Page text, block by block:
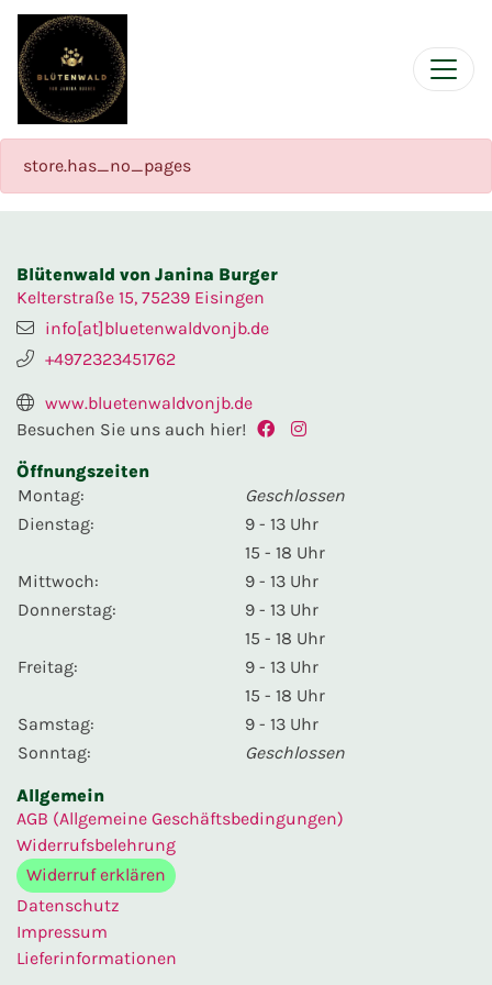
store.has_no_pages
Blütenwald von Janina Burger
Kelterstraße 15, 75239 Eisingen
info[at]bluetenwaldvonjb.de
+4972323451762
www.bluetenwaldvonjb.de
Besuchen Sie uns auch hier!
Öffnungszeiten
Montag:
Geschlossen
Dienstag:
9 - 13 Uhr
15 - 18 Uhr
Mittwoch:
9 - 13 Uhr
Donnerstag:
9 - 13 Uhr
15 - 18 Uhr
Freitag:
9 - 13 Uhr
15 - 18 Uhr
Samstag:
9 - 13 Uhr
Sonntag:
Geschlossen
Allgemein
AGB (Allgemeine Geschäftsbedingungen)
Widerrufsbelehrung
Widerruf erklären
Datenschutz
Impressum
Lieferinformationen